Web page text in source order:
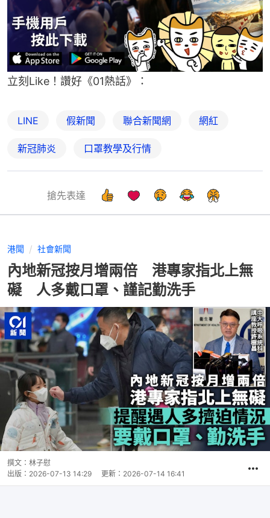
立刻Like！讚好《01熱話》：
LINE 假新聞 聯合新聞網 網紅
新冠肺炎 口罩教學及行情
搶先表達
港聞 社會新聞
內地新冠按月增兩倍 港專家指北上無
礙 人多戴口罩、謹記勤洗手
撰文： 林子慰
出版： 2026-07-13 14:29 更新： 2026-07-14 16:41